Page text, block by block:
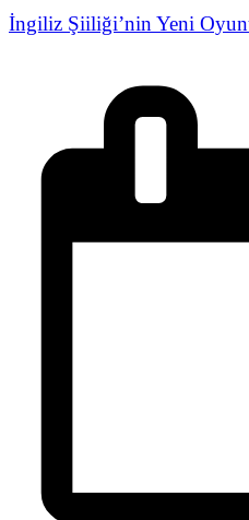
İngiliz Şiiliği’nin Yeni